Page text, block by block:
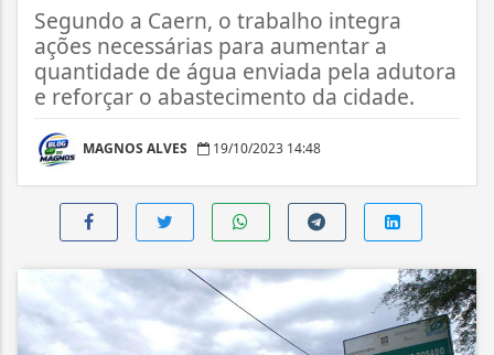
Segundo a Caern, o trabalho integra
ações necessárias para aumentar a
quantidade de água enviada pela adutora
e reforçar o abastecimento da cidade.
MAGNOS ALVES 19/10/2023 14:48